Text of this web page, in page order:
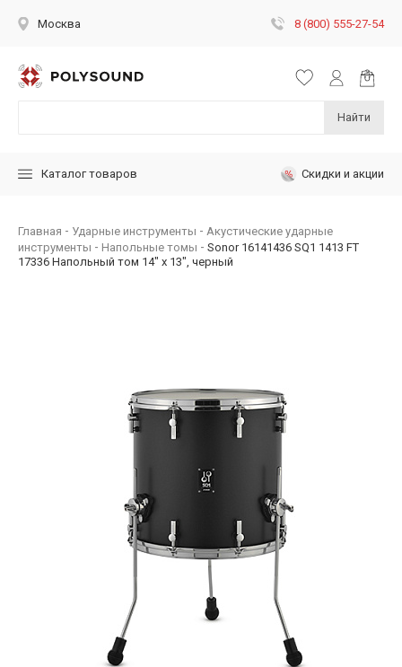
Москва 8 (800) 555-27-54
Найти
Каталог товаров Скидки и акции
Главная Ударные инструменты
Акустические ударные
инструменты
Напольные томы
Sonor 16141436 SQ1 1413 FT
17336 Напольный том 14" x 13", черный